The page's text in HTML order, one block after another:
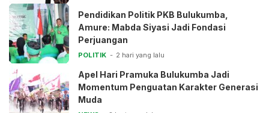
Pendidikan Politik PKB Bulukumba,
Amure: Mabda Siyasi Jadi Fondasi
Perjuangan
POLITIK 2 hari yang lalu
Apel Hari Pramuka Bulukumba Jadi
Momentum Penguatan Karakter Generasi
Muda